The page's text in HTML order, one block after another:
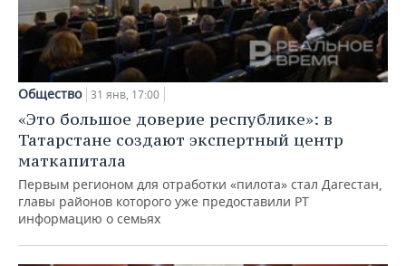
Общество 31 янв, 17:00
«Это большое доверие республике»: в
Татарстане создают экспертный центр
маткапитала
Первым регионом для отработки «пилота» стал Дагестан,
главы районов которого уже предоставили РТ
информацию о семьях